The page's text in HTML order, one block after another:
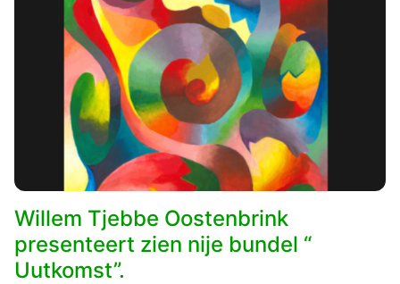
Willem Tjebbe Oostenbrink
presenteert zien nije bundel “
Uutkomst”.